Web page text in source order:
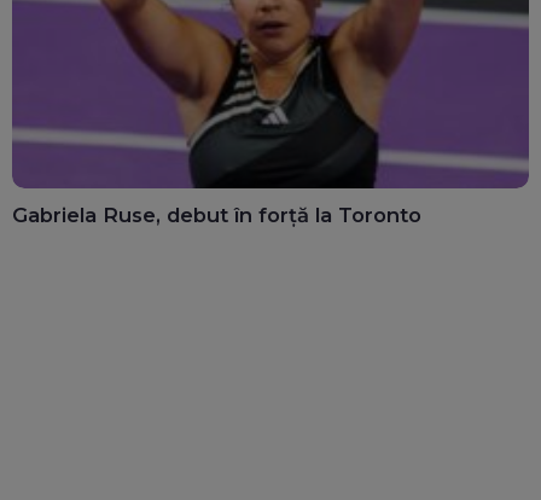
Gabriela Ruse, debut în forță la Toronto